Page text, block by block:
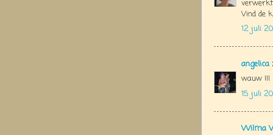
Vind de
12 juli
angelica
wauw !!!
15 juli
Wilma